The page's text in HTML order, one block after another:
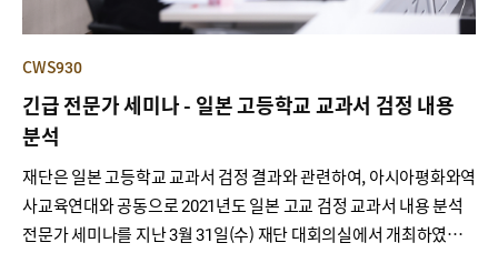
CWS930
긴급 전문가 세미나 - 일본 고등학교 교과서 검정 내용
분석
재단은 일본 고등학교 교과서 검정 결과와 관련하여, 아시아평화와역
사교육연대와 공동으로 2021년도 일본 고교 검정 교과서 내용 분석
전문가 세미나를 지난 3월 31일(수) 재단 대회의실에서 개최하였다.